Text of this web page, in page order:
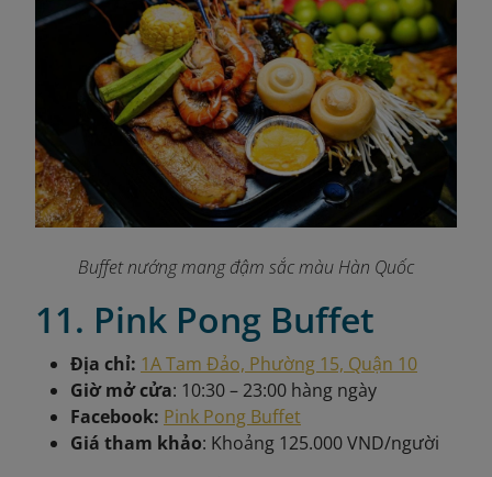
Buffet nướng mang đậm sắc màu Hàn Quốc
11. Pink Pong Buffet
Địa chỉ: 1A Tam Đảo, Phường 15, Quận 10
Giờ mở cửa: 10:30 – 23:00 hàng ngày
Facebook: Pink Pong Buffet
Giá tham khảo: Khoảng 125.000 VND/người